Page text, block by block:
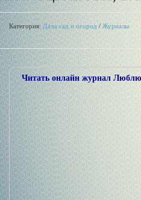
Категория:Дача сад и огород / Журналы
Читать онлайн журнал